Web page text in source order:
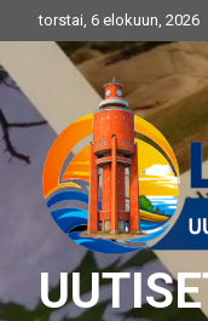
to
content
torstai, 6 elokuun, 2026